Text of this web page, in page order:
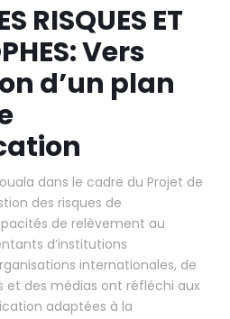
RISQUES ET
Vers
d’un plan
dans le cadre du Projet de
des risques de
de relèvement au
d’institutions
internationales, de
et des médias ont réfléchi aux
adaptées à la